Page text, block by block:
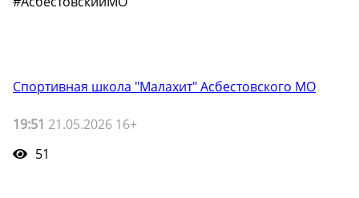
Спортивная школа "Малахит" Асбестовского МО
19:51 21.05.2026 16+
51